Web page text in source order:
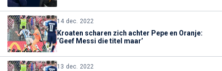
14 dec. 2022
Kroaten scharen zich achter Pepe en Oranje:
‘Geef Messi die titel maar’
13 dec. 2022